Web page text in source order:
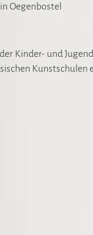
Oegenbostel
Kinder- und
Kunstschulen